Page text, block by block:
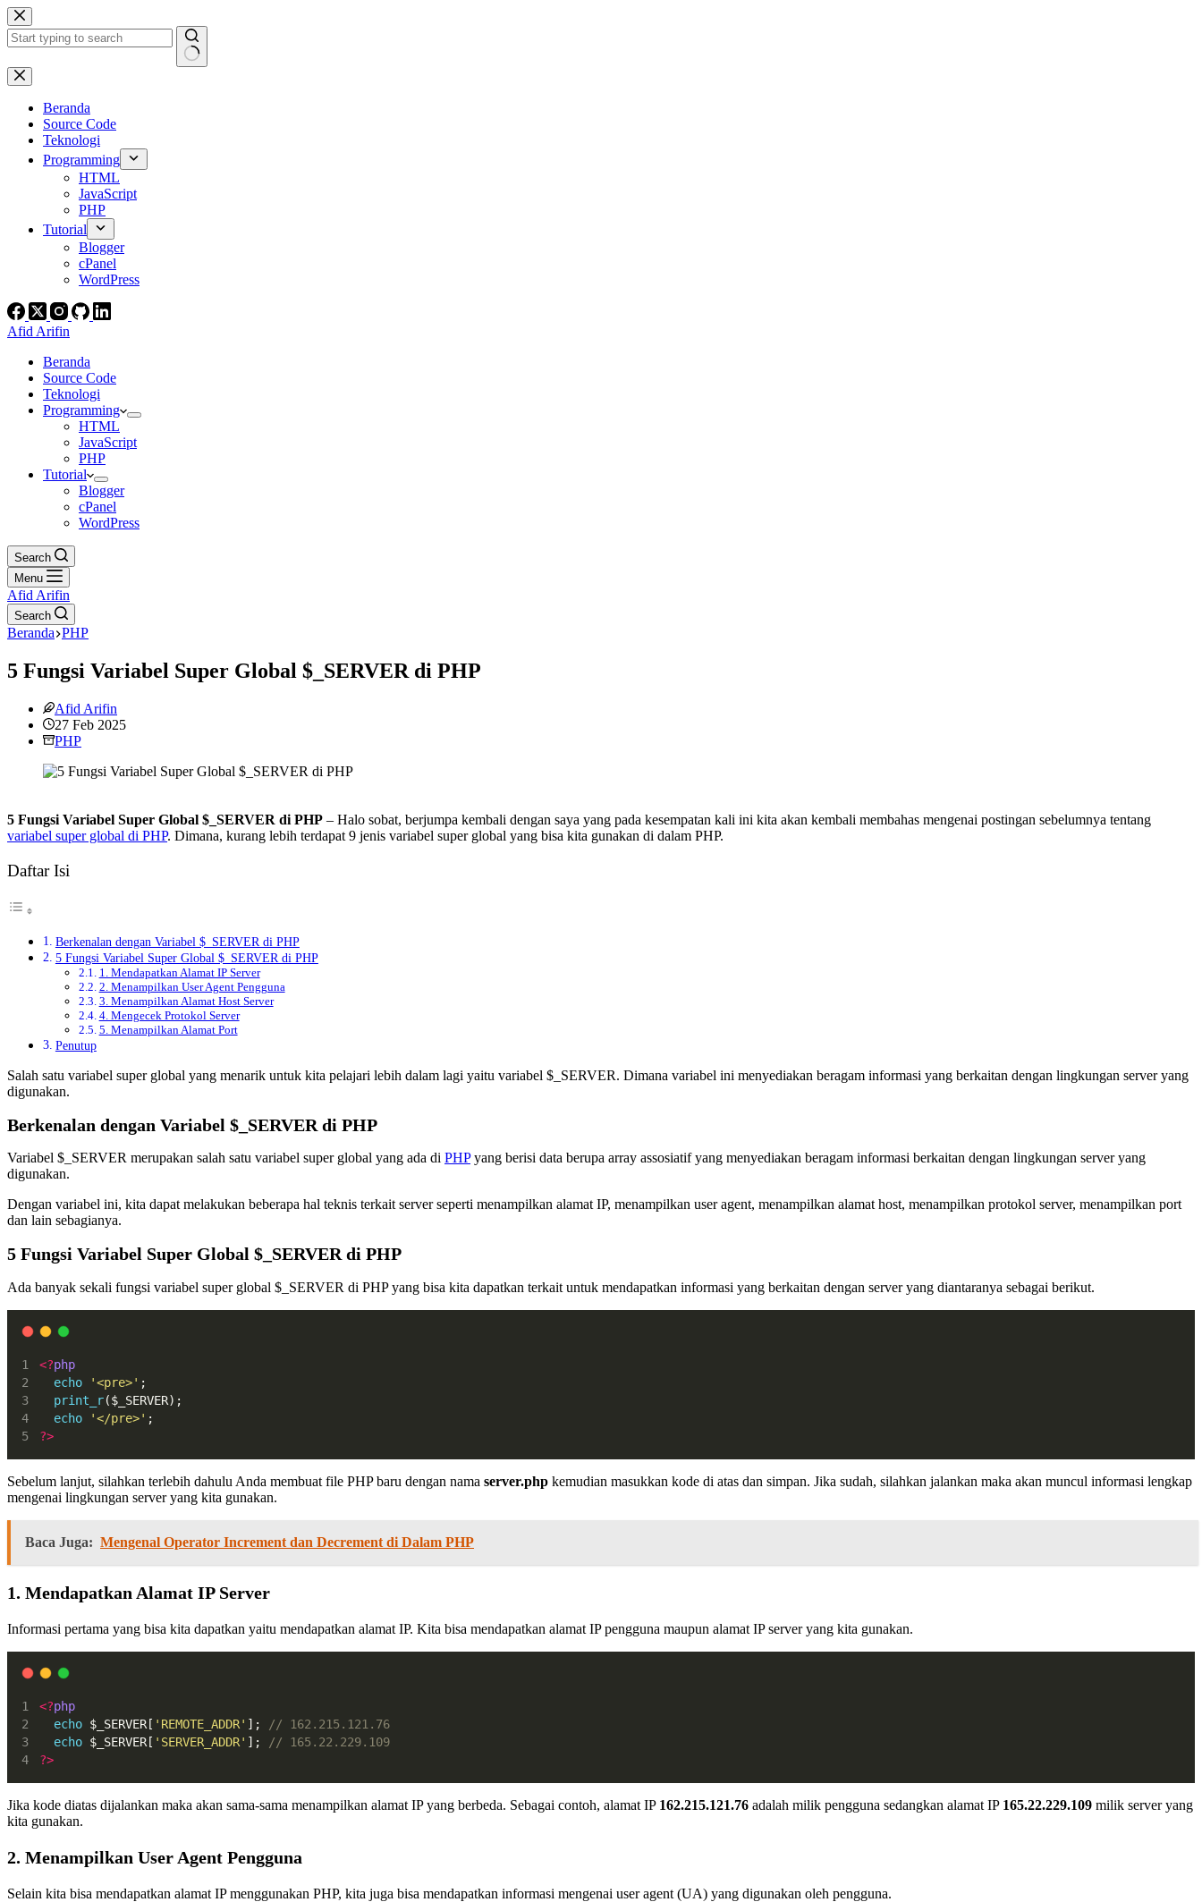
Skip
to
content
No
results
Beranda
Source Code
Teknologi
Programming
HTML
JavaScript
PHP
Tutorial
Blogger
cPanel
WordPress
Afid Arifin
Beranda
Source Code
Teknologi
Programming
HTML
JavaScript
PHP
Tutorial
Blogger
cPanel
WordPress
Search
Menu
Afid Arifin
Search
Beranda PHP
5 Fungsi Variabel Super Global $_SERVER di PHP
Afid Arifin
27 Feb 2025
PHP
5 Fungsi Variabel Super Global $_SERVER di PHP – Halo sobat, berjumpa kembali dengan saya yang pada kesempatan kali ini kita akan kembali membahas mengenai postingan sebelumnya tentang
variabel super global di PHP. Dimana, kurang lebih terdapat 9 jenis variabel super global yang bisa kita gunakan di dalam PHP.
Daftar Isi
Berkenalan dengan Variabel $_SERVER di PHP
5 Fungsi Variabel Super Global $_SERVER di PHP
1. Mendapatkan Alamat IP Server
2. Menampilkan User Agent Pengguna
3. Menampilkan Alamat Host Server
4. Mengecek Protokol Server
5. Menampilkan Alamat Port
Penutup
Salah satu variabel super global yang menarik untuk kita pelajari lebih dalam lagi yaitu variabel $_SERVER. Dimana variabel ini menyediakan beragam informasi yang berkaitan dengan lingkungan server yang
digunakan.
Berkenalan dengan Variabel $_SERVER di PHP
Variabel $_SERVER merupakan salah satu variabel super global yang ada di PHPyang berisi data berupa array assosiatif yang menyediakan beragam informasi berkaitan dengan lingkungan server yang
digunakan.
Dengan variabel ini, kita dapat melakukan beberapa hal teknis terkait server seperti menampilkan alamat IP, menampilkan user agent, menampilkan alamat host, menampilkan protokol server, menampilkan port
dan lain sebagianya.
5 Fungsi Variabel Super Global $_SERVER di PHP
Ada banyak sekali fungsi variabel super global $_SERVER di PHP yang bisa kita dapatkan terkait untuk mendapatkan informasi yang berkaitan dengan server yang diantaranya sebagai berikut.
<?php
echo
'<pre>' ;
print_r($_SERVER);
echo
'</pre>' ;
?>
Sebelum lanjut, silahkan terlebih dahulu Anda membuat file PHP baru dengan nama server.php kemudian masukkan kode di atas dan simpan. Jika sudah, silahkan jalankan maka akan muncul informasi lengkap
mengenai lingkungan server yang kita gunakan.
Baca Juga: Mengenal Operator Increment dan Decrement di Dalam PHP
1. Mendapatkan Alamat IP Server
Informasi pertama yang bisa kita dapatkan yaitu mendapatkan alamat IP. Kita bisa mendapatkan alamat IP pengguna maupun alamat IP server yang kita gunakan.
<?php
echo $_SERVER[ 'REMOTE_ADDR' ];
// 162.215.121.76
echo $_SERVER[ 'SERVER_ADDR' ];
// 165.22.229.109
?>
Jika kode diatas dijalankan maka akan sama-sama menampilkan alamat IP yang berbeda. Sebagai contoh, alamat IP 162.215.121.76 adalah milik pengguna sedangkan alamat IP 165.22.229.109 milik server yang
kita gunakan.
2. Menampilkan User Agent Pengguna
Selain kita bisa mendapatkan alamat IP menggunakan PHP, kita juga bisa mendapatkan informasi mengenai user agent (UA) yang digunakan oleh pengguna.